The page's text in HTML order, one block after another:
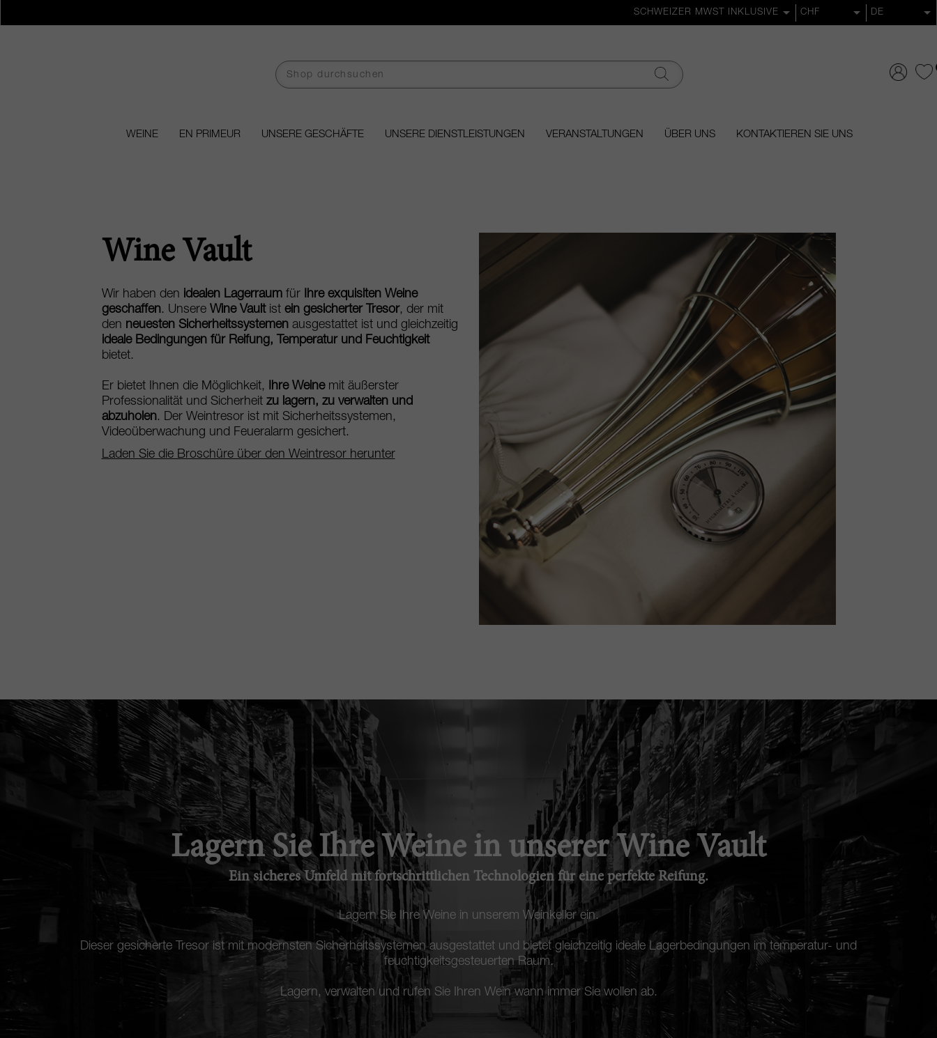
WEINE EN PRIMEUR UNSERE GESCHÄFTE UNSERE DIENSTLEISTUNGEN VERANSTALTUNGEN ÜBER UNS KONTAKTIEREN SIE UNS
Wine Vault
Wir haben den idealen Lagerraumfür Ihre exquisiten Weine
geschaffen. Unsere Wine Vaultist ein gesicherter Tresor, der mit
den neuesten Sicherheitssystemenausgestattet ist und gleichzeitig
ideale Bedingungen für Reifung, Temperatur und Feuchtigkeit
bietet.
Er bietet Ihnen die Möglichkeit, Ihre Weinemit äußerster
Professionalität und Sicherheit zu lagern, zu verwalten und
abzuholen. Der Weintresor ist mit Sicherheitssystemen,
Videoüberwachung und Feueralarm gesichert.
Laden Sie die Broschüre über den Weintresor herunter
Lagern Sie Ihre Weine in unserer Wine Vault
Ein sicheres Umfeld mit fortschrittlichen Technologien für eine perfekte Reifung.
Lagern Sie Ihre Weine in unserem Weinkeller ein.
Dieser gesicherte Tresor ist mit modernsten Sicherheitssystemen ausgestattet und bietet gleichzeitig ideale Lagerbedingungen im temperatur- und
feuchtigkeitsgesteuerten Raum.
Lagern, verwalten und rufen Sie Ihren Wein wann immer Sie wollen ab.